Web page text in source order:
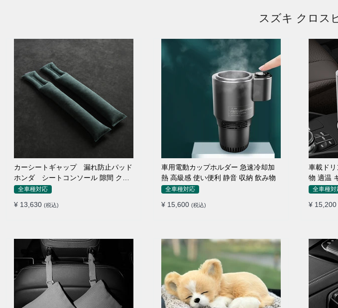
スズキ クロス
カーシートギャップ 漏れ防止パッド
ホンダ シートコンソール 隙間 クッ
ション
全車種対応
¥ 13,630 (税込)
車用電動カップホルダー 急速冷却加
熱 高級感 使い便利 静音 収納 飲み物
全車種対応
¥ 15,600 (税込)
車載ド
全車種対
¥ 15,200